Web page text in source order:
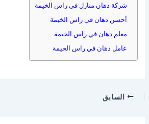
شركة دهان منازل في راس الخيمة
أحسن دهان في راس الخيمة
معلم دهان في راس الخيمة
عامل دهان في راس الخيمة
السابق